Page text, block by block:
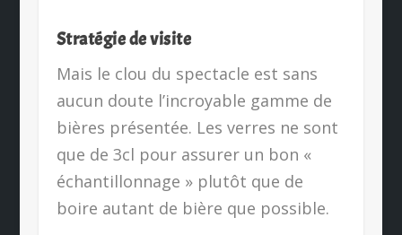
Stratégie de visite
Mais le clou du spectacle est sans
aucun doute l’incroyable gamme de
bières présentée. Les verres ne sont
que de 3cl pour assurer un bon «
échantillonnage » plutôt que de
boire autant de bière que possible.